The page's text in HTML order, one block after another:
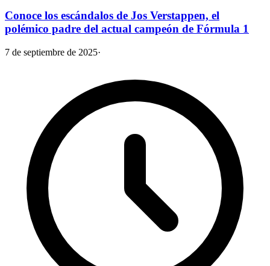
Conoce los escándalos de Jos Verstappen, el
polémico padre del actual campeón de Fórmula 1
7 de septiembre de 2025·